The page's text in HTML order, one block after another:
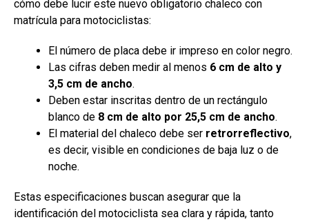
cómo debe lucir este nuevo obligatorio chaleco con
matrícula para motociclistas:
El número de placa debe ir impreso en color negro.
Las cifras deben medir al menos 6 cm de alto y
3,5 cm de ancho.
Deben estar inscritas dentro de un rectángulo
blanco de 8 cm de alto por 25,5 cm de ancho.
El material del chaleco debe ser retrorreflectivo,
es decir, visible en condiciones de baja luz o de
noche.
Estas especificaciones buscan asegurar que la
identificación del motociclista sea clara y rápida, tanto